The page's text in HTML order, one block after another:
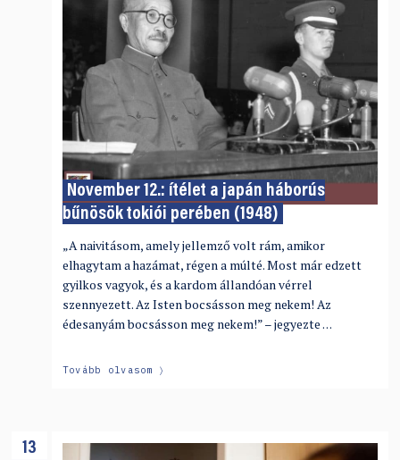
November 12.: ítélet a japán háborús
bűnösök tokiói perében (1948)
„A naivitásom, amely jellemző volt rám, amikor
elhagytam a hazámat, régen a múlté. Most már edzett
gyilkos vagyok, és a kardom állandóan vérrel
szennyezett. Az Isten bocsásson meg nekem! Az
édesanyám bocsásson meg nekem!” – jegyezte …
Tovább olvasom
13